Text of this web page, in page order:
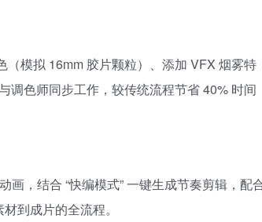
（模拟 16mm 胶片颗粒）、添加 VFX 烟雾特
调色师同步工作，较传统流程节省 40% 时间
画，结合 “快编模式” 一键生成节奏剪辑，配
到成片的全流程。